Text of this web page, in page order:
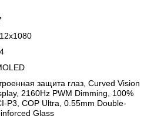
защита глаз, Curved Vision
2160Hz PWM Dimming, 100%
P3, COP Ultra, 0.55mm Double-
Glass